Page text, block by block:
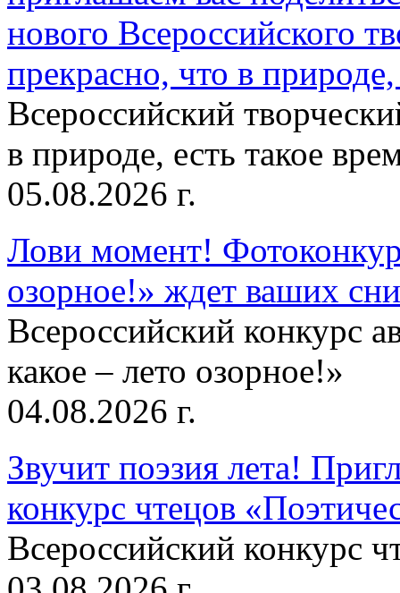
нового Всероссийского
прекрасно, что в
Всероссийский
в природе, есть такое
05.08.2026 г.
Лови момент!
озорное!» ждет ваших
Всероссийский конкурс
какое – лето озорное!»
04.08.2026 г.
Звучит поэзия лета!
конкурс чтецов
Всероссийский конкурс